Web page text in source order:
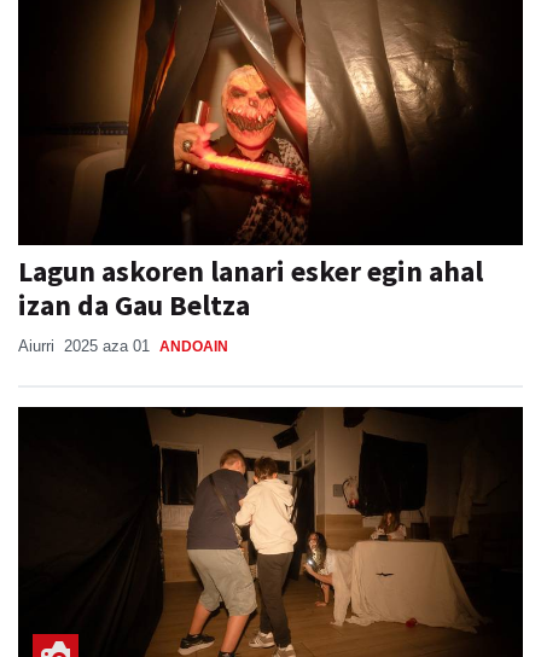
Lagun askoren lanari esker egin ahal
izan da Gau Beltza
Aiurri 2025 aza 01 ANDOAIN